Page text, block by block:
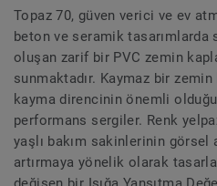
Topaz 70, güven verici ve ev
beton ve seramik tasarımlarda
oluşan zarif bir PVC zemin
sunmaktadır. Kaymaz bir
kayma direncinin önemli
performans sergiler. Renk
yaşlı bakım sakinlerinin görsel
artırmaya yönelik olarak